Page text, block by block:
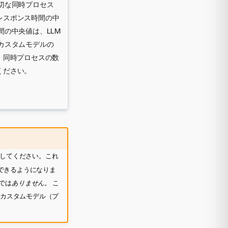
な同時プロセス
スポンス時間の中
の中央値は、LLM
スタムモデルの
時プロセスの数
さい。
てください。これ
きるようになりま
はありません。 こ
スタムモデル（プ